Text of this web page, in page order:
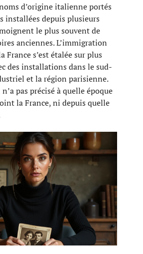
d’origine italienne portés
installées depuis plusieurs
le plus souvent de
anciennes. L’immigration
France s’est étalée sur plus
des installations dans le sud-
et la région parisienne.
pas précisé à quelle époque
la France, ni depuis quelle